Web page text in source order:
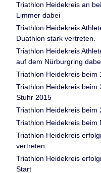
Triathlon Heidekreis an
Limmer dabei
Triathlon Heidekreis
Duathlon stark vertreten.
Triathlon Heidekreis
auf dem Nürburgring
Triathlon Heidekreis beim
Triathlon Heidekreis beim
Stuhr 2015
Triathlon Heidekreis beim
Triathlon Heidekreis beim
Triathlon Heidekreis
vertreten
Triathlon Heidekreis
Start